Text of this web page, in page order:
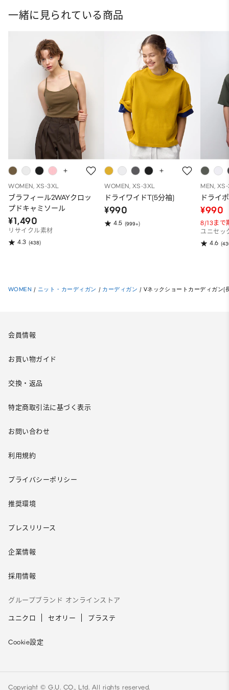
一緒に見られている商品
WOMEN, XS-3XL
ブラフィール2WAYクロッ
プドキャミソール
¥1,490
リサイクル素材
4.3 (438)
WOMEN, XS-3XL
ドライワイドT(5分袖)
¥990
4.5 (999+)
MEN,
ドライ
¥990
8/13まで
ユニセッ
4.6
WOMEN / ニット・カーディガン / カーディガン / Vネックショートカーディガン(
会員情報
お買い物ガイド
交換・返品
特定商取引法に基づく表示
お問い合わせ
利用規約
プライバシーポリシー
推奨環境
プレスリリース
企業情報
採用情報
グループブランド オンラインストア
ユニクロ セオリー プラステ
Cookie設定
Copyright © G.U. CO., Ltd. All rights reserved.